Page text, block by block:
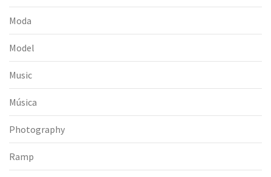
Moda
Model
Music
Música
Photography
Ramp